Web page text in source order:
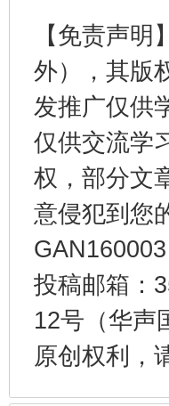
【免责声
外），其版
发推广仅供
仅供交流学
权，部分文
意侵犯到您
投稿邮箱：
12号（华声
原创权利，
千年窑火
揭开“小金库”